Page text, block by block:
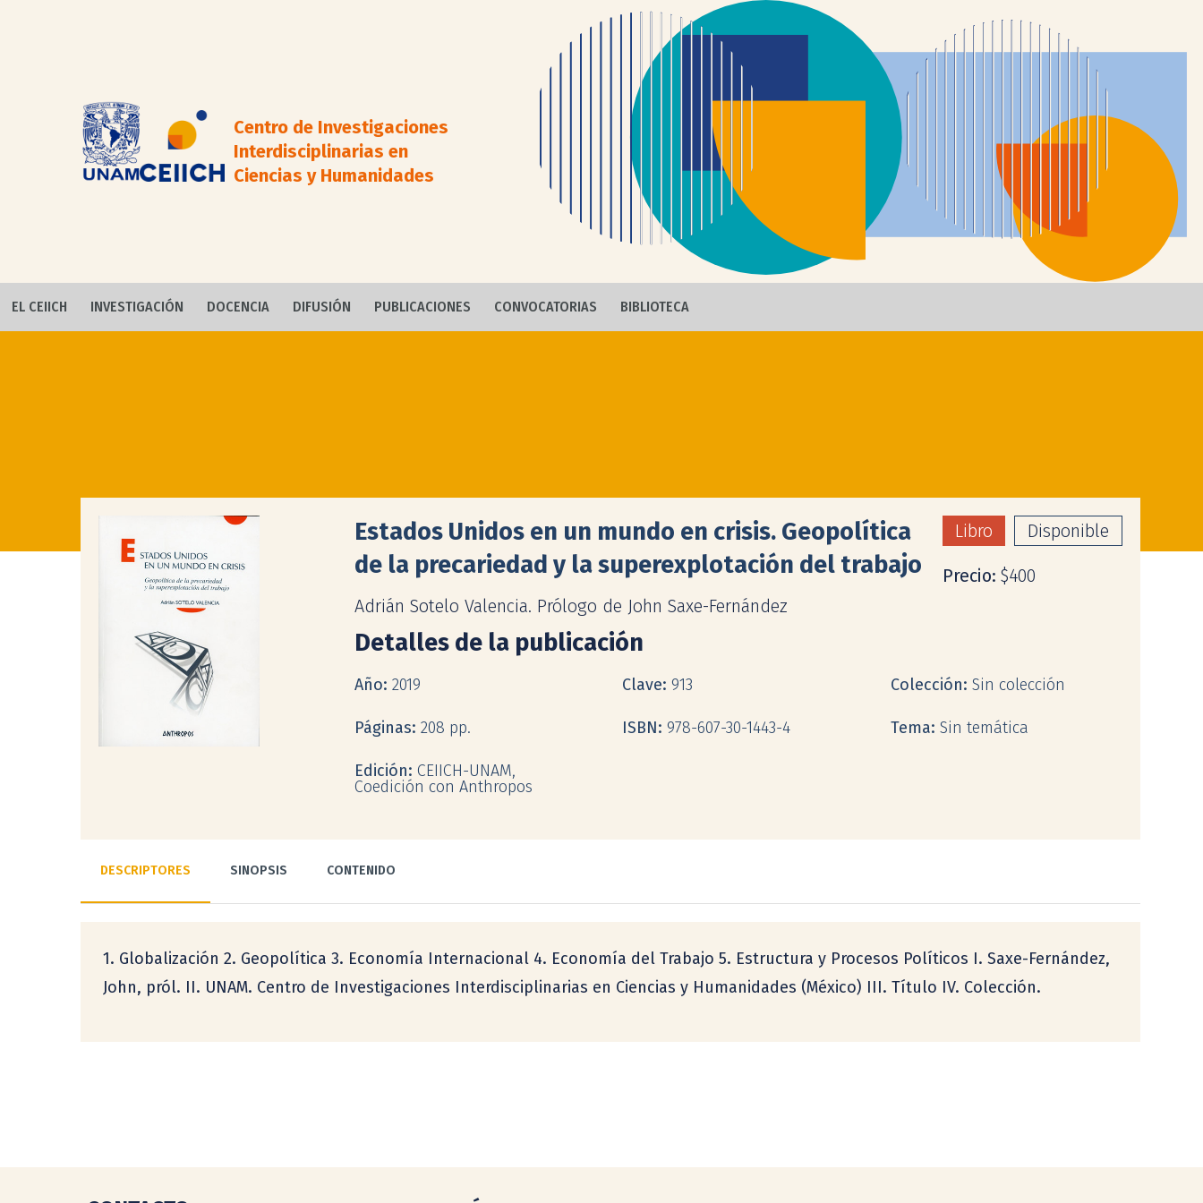
Centro de Investigaciones
Interdisciplinarias en
Ciencias y Humanidades
EL CEIICH INVESTIGACIÓN DOCENCIA DIFUSIÓN PUBLICACIONES CONVOCATORIAS BIBLIOTECA
Estados Unidos en un mundo en crisis. Geopolítica
de la precariedad y la superexplotación del trabajo
Adrián Sotelo Valencia. Prólogo de John Saxe-Fernández
Libro Disponible
Precio: $400
Detalles de la publicación
Año: 2019
Páginas: 208 pp.
Edición: CEIICH-UNAM,
Coedición con Anthropos
Clave: 913
ISBN: 978-607-30-1443-4
Colección: Sin colección
Tema: Sin temática
DESCRIPTORES SINOPSIS CONTENIDO
1. Globalización 2. Geopolítica 3. Economía Internacional 4. Economía del Trabajo 5. Estructura y Procesos Políticos I. Saxe-Fernández,
John, pról. II. UNAM. Centro de Investigaciones Interdisciplinarias en Ciencias y Humanidades (México) III. Título IV. Colección.